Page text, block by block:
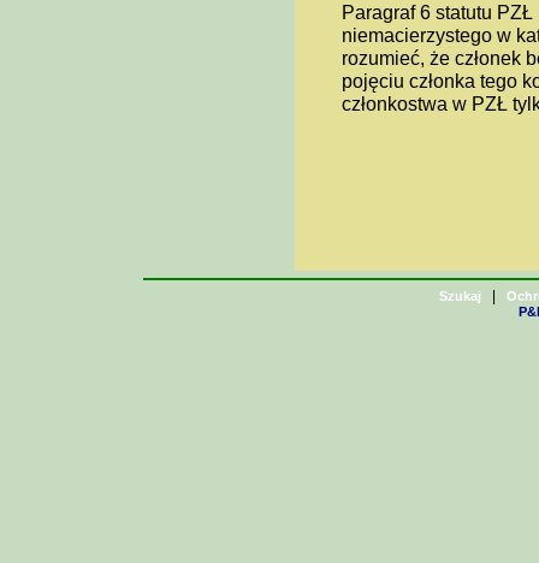
Paragraf 6 statutu
niemacierzystego w
rozumieć, że członek
pojęciu członka tego
członkostwa w PZŁ
Szukaj